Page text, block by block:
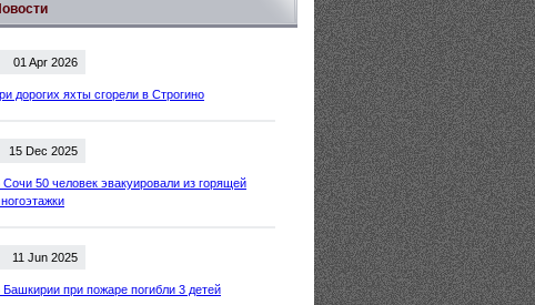
01 Apr 2026
дорогих яхты сгорели в Строгино
15 Dec 2025
Сочи 50 человек эвакуировали из горящей
11 Jun 2025
Башкирии при пожаре погибли 3 детей